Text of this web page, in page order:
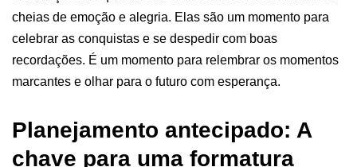
cheias de emoção e alegria. Elas são um momento para
celebrar as conquistas e se despedir com boas
recordações. É um momento para relembrar os momentos
marcantes e olhar para o futuro com esperança.
Planejamento antecipado: A
chave para uma formatura